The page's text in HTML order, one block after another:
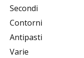
Secondi
Contorni
Antipasti
Varie